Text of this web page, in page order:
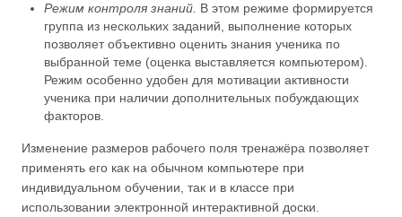
Режим контроля знаний. В этом режиме формируется
группа из нескольких заданий, выполнение которых
позволяет объективно оценить знания ученика по
выбранной теме (оценка выставляется компьютером).
Режим особенно удобен для мотивации активности
ученика при наличии дополнительных побуждающих
факторов.
Изменение размеров рабочего поля тренажёра позволяет
применять его как на обычном компьютере при
индивидуальном обучении, так и в классе при
использовании электронной интерактивной доски.